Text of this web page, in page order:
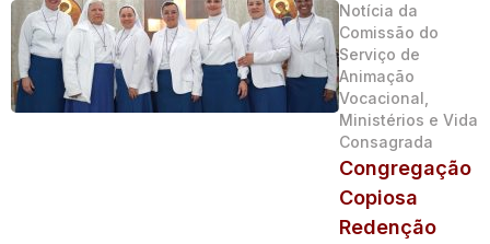
Notícia da
Comissão do
Serviço de
Animação
Vocacional,
Ministérios e Vida
Consagrada
Congregação
Copiosa
Redenção